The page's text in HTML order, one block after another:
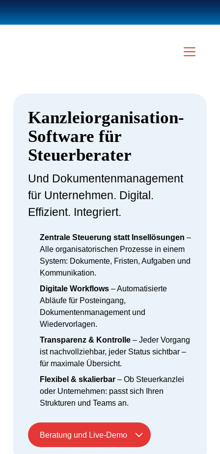
Kanzleiorganisation-
Software für
Steuerberater
Und Dokumentenmanagement
für Unternehmen. Digital.
Effizient. Integriert.
Zentrale Steuerung statt Insellösungen –
Alle organisatorischen Prozesse in einem
System: Dokumente, Fristen, Aufgaben und
Kommunikation.
Digitale Workflows– Automatisierte
Abläufe für Posteingang,
Dokumentenmanagement und
Wiedervorlagen.
Transparenz & Kontrolle– Jeder Vorgang
ist nachvollziehbar, jeder Status sichtbar –
für maximale Übersicht.
Flexibel & skalierbar– Ob Steuerkanzlei
oder Unternehmen: passt sich Ihren
Strukturen und Teams an.
Beratung und Live-Demo